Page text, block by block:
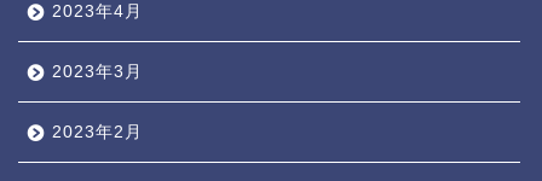
2023年4月
2023年3月
2023年2月